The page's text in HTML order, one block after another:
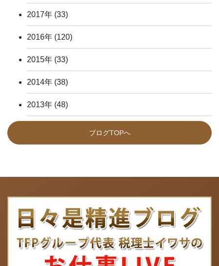
2017年 (33)
2016年 (120)
2015年 (33)
2014年 (38)
2013年 (48)
ブログTOPへ